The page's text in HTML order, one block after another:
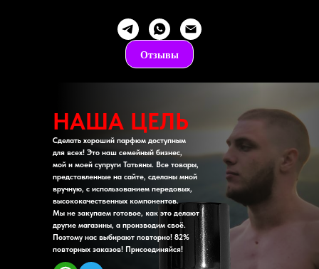
Отзывы
НАША ЦЕЛЬ
Сделать хороший парфюм доступным
для всех! Это наш семейный бизнес,
мой и моей супруги Татьяны. Все товары,
представленные на сайте, сделаны мной
вручную, с использованием передовых,
высококачественных компонентов.
Мы не закупаем готовое, как это делают
другие магазины, а производим своё.
Поэтому нас выбирают повторно! 82%
повторных заказов! Присоединяйся!